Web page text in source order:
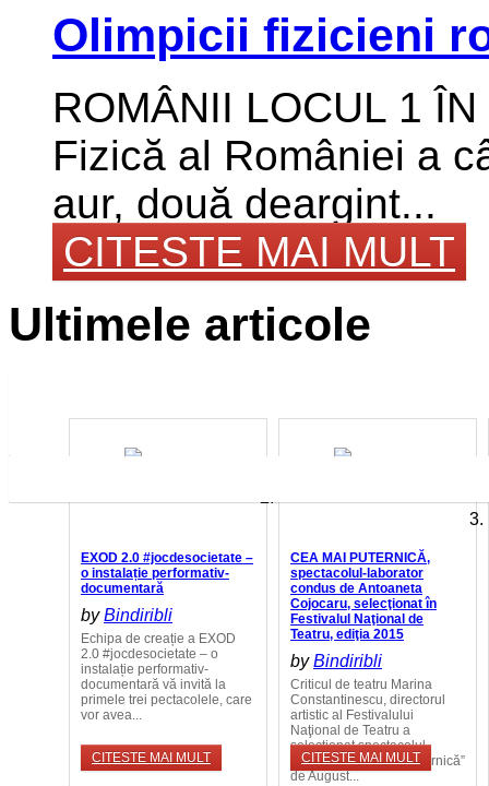
Olimpicii fizicieni
ROMÂNII LOCUL 1
Fizică al României a
aur, două deargint...
CITESTE MAI MULT
Ultimele articole
EXOD 2.0 #jocdesocietate –
o instalație performativ-
documentară
byBindiribli
Echipa de creație a EXOD
2.0 #jocdesocietate – o
instalație performativ-
documentară vă invită la
primele trei pectacolele, care
vor avea...
CITESTE MAI MULT
CEA MAI PUTERNICĂ,
spectacolul-laborator
condus de Antoaneta
Cojocaru, selecţionat în
Festivalul Naţional de
Teatru, ediţia 2015
byBindiribli
Criticul de teatru Marina
Constantinescu, directorul
artistic al Festivalului
Naţional de Teatru a
selecţionat spectacolul-
laborator ”Cea mai puternică”
de August...
CITESTE MAI MULT